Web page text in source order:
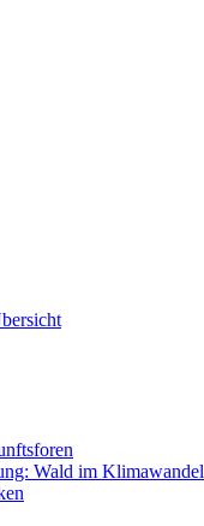
Wald im Klimawandel